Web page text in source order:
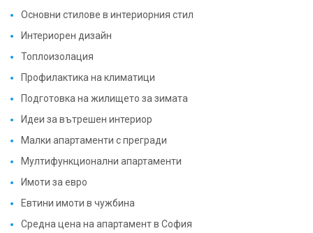
Основни стилове в интериорния стил
Интериорен дизайн
Топлоизолация
Профилактика на климатици
Подготовка на жилището за зимата
Идеи за вътрешен интериор
Малки апартаменти с прегради
Мултифункционални апартаменти
Имоти за евро
Евтини имоти в чужбина
Средна цена на апартамент в София